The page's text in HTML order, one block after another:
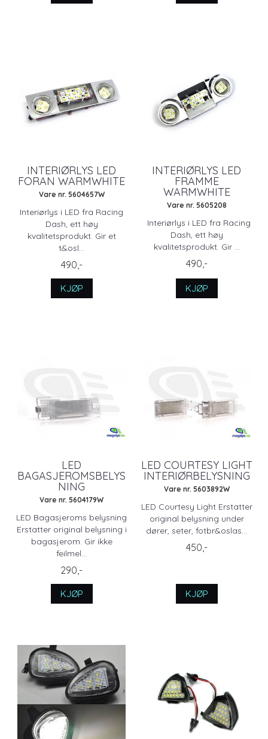
INTERIØRLYS LED
FORAN WARMWHITE
Vare nr. 5604657W
Interiørlys i LED fra Racing
Dash, ett høy
kvalitetsprodukt. Gir et
t&osl...
490,-
KJØP
INTERIØRLYS LED
FRAMME
WARMWHITE
Vare nr. 5605208
Interiørlys i LED fra Racing
Dash, ett høy
kvalitetsprodukt. Gir ...
490,-
KJØP
LED
BAGASJEROMSBELYS
NING
Vare nr. 5604179W
LED Bagasjeroms belysning
Erstatter original belysning i
bagasjerom. Gir ikke
feilmel...
290,-
KJØP
LED COURTESY LIGHT
INTERIØRBELYSNING
Vare nr. 5603892W
LED Courtesy Light Erstatter
original belysning under
dører, seter, fotbr&oslas...
450,-
KJØP